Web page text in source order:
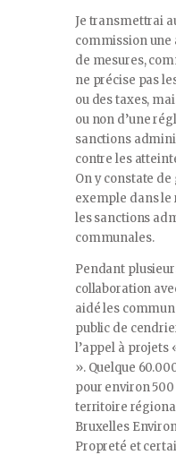
Je transmettrai
commission
de mesures,
ne précise pas
ou des taxes,
ou non d’une
sanctions
contre les
On y constate
exemple dans le
les sanctions
communales.
Pendant
collaboration
aidé les
public de
l’appel à projets
». Quelque
pour environ
territoire
Bruxelles
Propreté et